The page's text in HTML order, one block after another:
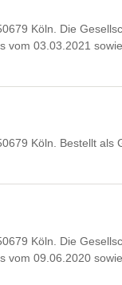
Köln. Die
vom 03.03.2021
Köln. Bestellt als
Köln. Die
vom 09.06.2020